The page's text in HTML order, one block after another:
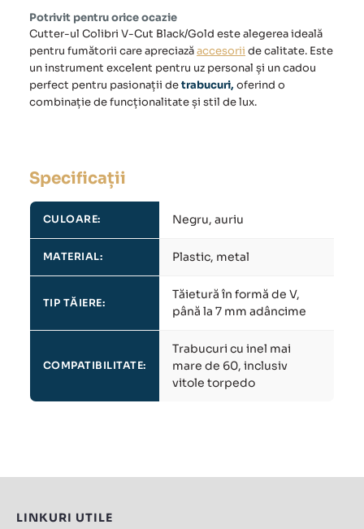
Potrivit pentru orice ocazie
Cutter-ul Colibri V-Cut Black/Gold este alegerea ideală
pentru fumătorii care apreciazăaccesorii de calitate. Este
un instrument excelent pentru uz personal și un cadou
perfect pentru pasionații detrabucuri, oferind o
combinație de funcționalitate și stil de lux.
Specificații
CULOARE: Negru, auriu
MATERIAL: Plastic, metal
TIP TĂIERE:
Tăietură în formă de V,
până la 7 mm adâncime
COMPATIBILITATE:
Trabucuri cu inel mai
mare de 60, inclusiv
vitole torpedo
LINKURI UTILE